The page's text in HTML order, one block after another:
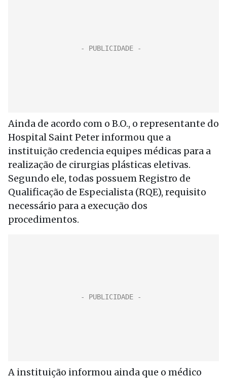
Ainda de acordo com o B.O., o representante do
Hospital Saint Peter informou que a
instituição credencia equipes médicas para a
realização de cirurgias plásticas eletivas.
Segundo ele, todas possuem Registro de
Qualificação de Especialista (RQE), requisito
necessário para a execução dos
procedimentos.
A instituição informou ainda que o médico